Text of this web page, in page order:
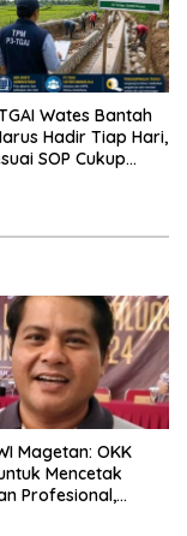
Wates Bantah
Hadir Tiap Hari,
SOP Cukup
Magetan: OKK
Mencetak
Profesional,